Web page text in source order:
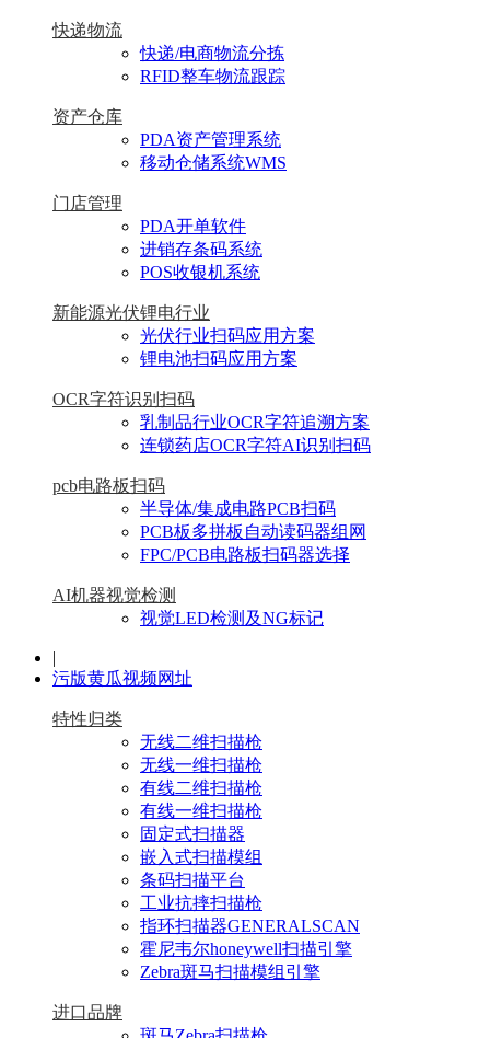
快递物流
快递/电商物流分拣
RFID整车物流跟踪
资产仓库
PDA资产管理系统
移动仓储系统WMS
门店管理
PDA开单软件
进销存条码系统
POS收银机系统
新能源光伏锂电行业
光伏行业扫码应用方案
锂电池扫码应用方案
OCR字符识别扫码
乳制品行业OCR字符追溯方案
连锁药店OCR字符AI识别扫码
pcb电路板扫码
半导体/集成电路PCB扫码
PCB板多拼板自动读码器组网
FPC/PCB电路板扫码器选择
AI机器视觉检测
视觉LED检测及NG标记
|
污版黄瓜视频网址
特性归类
无线二维扫描枪
无线一维扫描枪
有线二维扫描枪
有线一维扫描枪
固定式扫描器
嵌入式扫描模组
条码扫描平台
工业抗摔扫描枪
指环扫描器GENERALSCAN
霍尼韦尔honeywell扫描引擎
Zebra斑马扫描模组引擎
进口品牌